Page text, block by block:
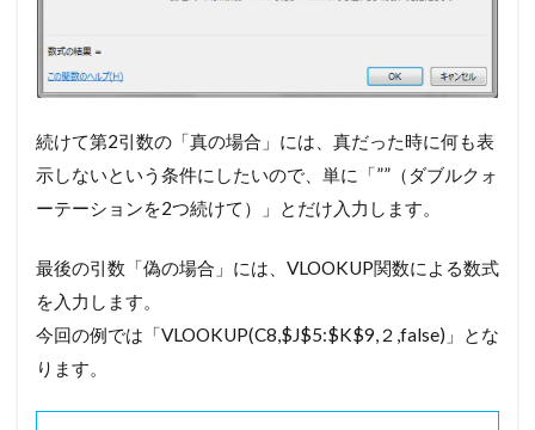
続けて第2引数の「真の場合」には、真だった時に何も表
示しないという条件にしたいので、単に「””（ダブルクォ
ーテーションを2つ続けて）」とだけ入力します。
最後の引数「偽の場合」には、VLOOKUP関数による数式
を入力します。
今回の例では「VLOOKUP(C8,$J$5:$K$9,２,false)」とな
ります。